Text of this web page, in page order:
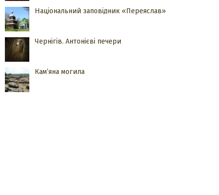
Національний заповідник «Переяслав»
Чернігів. Антонієві печери
Кам’яна могила